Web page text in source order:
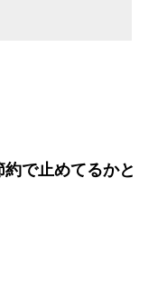
で止めてるかと